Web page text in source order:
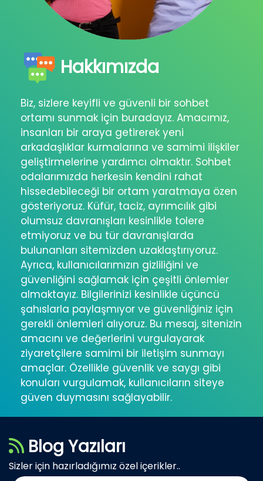
Hakkımızda
Biz, sizlere keyifli ve güvenli bir sohbet
ortamı sunmak için buradayız. Amacımız,
insanları bir araya getirerek yeni
arkadaşlıklar kurmalarına ve samimi ilişkiler
geliştirmelerine yardımcı olmaktır. Sohbet
odalarımızda herkesin kendini rahat
hissedebileceği bir ortam yaratmaya özen
gösteriyoruz. Küfür, taciz, ayrımcılık gibi
olumsuz davranışları kesinlikle tolere
etmiyoruz ve bu tür davranışlarda
bulunanları sitemizden uzaklaştırıyoruz.
Ayrıca, kullanıcılarımızın gizliliğini ve
güvenliğini sağlamak için çeşitli önlemler
almaktayız. Bilgilerinizi kesinlikle üçüncü
şahıslarla paylaşmıyor ve güvenliğiniz için
gerekli önlemleri alıyoruz. Bu mesaj, sitenizin
amacını ve değerlerini vurgulayarak
ziyaretçilere samimi bir iletişim sunmayı
amaçlar. Özellikle güvenlik ve saygı gibi
konuları vurgulamak, kullanıcıların siteye
güven duymasını sağlayabilir.
Blog Yazıları
Sizler için hazırladığımız özel içerikler..